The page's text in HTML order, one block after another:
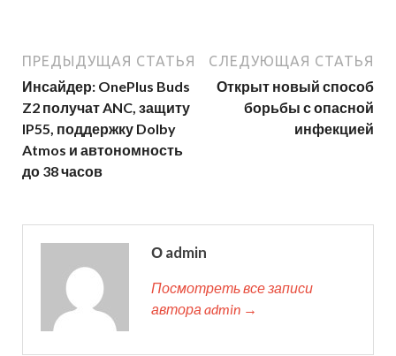
ПРЕДЫДУЩАЯ СТАТЬЯ
Инсайдер: OnePlus Buds
Z2 получат ANC, защиту
IP55, поддержку Dolby
Atmos и автономность
до 38 часов
СЛЕДУЮЩАЯ СТАТЬЯ
Открыт новый способ
борьбы с опасной
инфекцией
О admin
Посмотреть все записи
автора admin →